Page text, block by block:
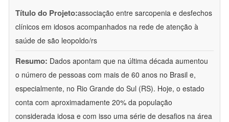
Título do Projeto:associação entre sarcopenia e desfechos
clínicos em idosos acompanhados na rede de atenção à
saúde de são leopoldo/rs
Resumo: Dados apontam que na última década aumentou
o número de pessoas com mais de 60 anos no Brasil e,
especialmente, no Rio Grande do Sul (RS). Hoje, o estado
conta com aproximadamente 20% da população
considerada idosa e com isso uma série de desafios na área